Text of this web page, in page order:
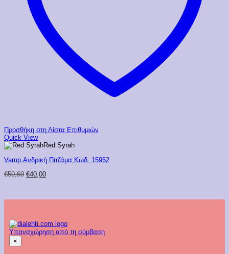
Προσθήκη στη Λίστα Επιθυμιών
Quick View
Red Syrah
Vamp Ανδρική Πιτζάμα Κωδ. 15952
€50,60 Original
€40,00Η
Υπαναχώρηση από τη σύμβαση
×